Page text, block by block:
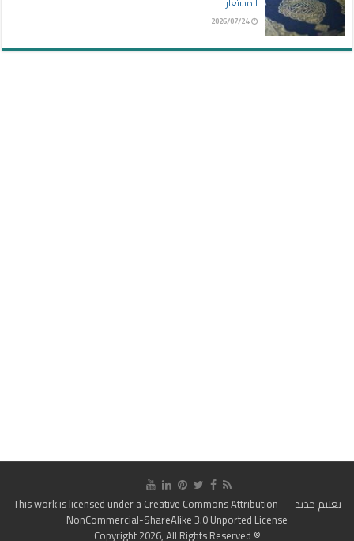
2026/07/24
تعليم جديد - This work is licensed under a
Creative Commons Attribution-
NonCommercial-ShareAlike 3.0 Unported License
© Copyright 2026, All Rights Reserved